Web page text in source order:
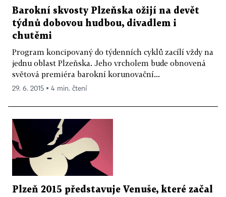
Barokní skvosty Plzeňska ožijí na devět
týdnů dobovou hudbou, divadlem i
chutěmi
Program koncipovaný do týdenních cyklů zacílí vždy na
jednu oblast Plzeňska. Jeho vrcholem bude obnovená
světová premiéra barokní korunovační...
29. 6. 2015 ▪ 4 min. čtení
Plzeň 2015 představuje Venuše, které začal